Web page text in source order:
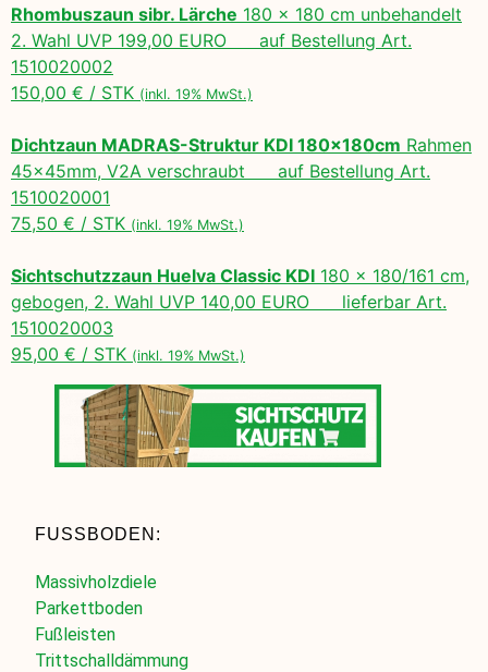
Rhombuszaun sibr. Lärche 180 x 180 cm unbehandelt
2. Wahl UVP 199,00 EURO auf Bestellung Art.
1510020002
150,00 € / STK (inkl. 19% MwSt.)
Dichtzaun MADRAS-Struktur KDI 180x180cm Rahmen
45x45mm, V2A verschraubt auf Bestellung Art.
1510020001
75,50 € / STK (inkl. 19% MwSt.)
Sichtschutzzaun Huelva Classic KDI 180 x 180/161 cm,
gebogen, 2. Wahl UVP 140,00 EURO lieferbar Art.
1510020003
95,00 € / STK (inkl. 19% MwSt.)
FUSSBODEN:
Massivholzdiele
Parkettboden
Fußleisten
Trittschalldämmung